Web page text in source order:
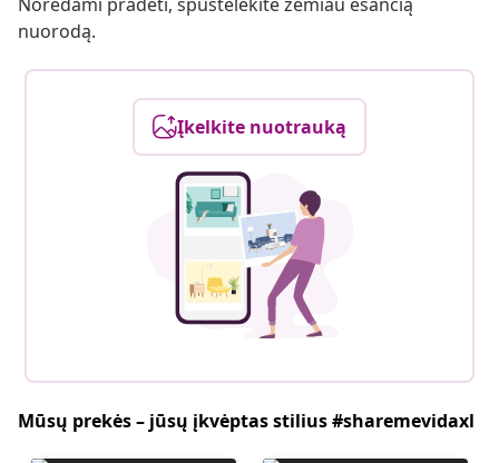
nuorodą.
Įkelkite nuotrauką
Mūsų prekės – jūsų įkvėptas stilius #sharemevidaxl